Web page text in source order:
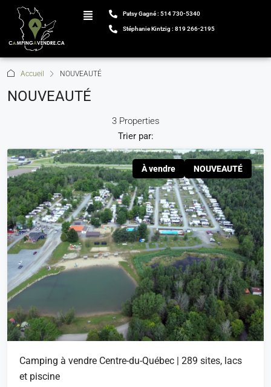
Patsy Gagné : 514 730-5340
Stéphanie Kintzig : 819 266-2195
Accueil NOUVEAUTÉ
NOUVEAUTÉ
3 Properties
Trier par:
À vendre NOUVEAUTÉ
Camping à vendre Centre-du-Québec | 289 sites, lacs
et piscine